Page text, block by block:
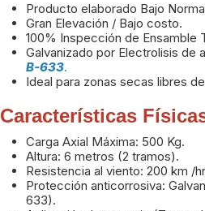
Producto elaborado Bajo
Gran Elevación / Bajo costo.
100% Inspección de Ensamble
Galvanizado por Electrolisis de
B-633.
Ideal para zonas secas libres
Características
Carga Axial Máxima: 500 Kg.
Altura: 6 metros (2 tramos).
Resistencia al viento: 200 km /
Protección anticorrosiva:
633).